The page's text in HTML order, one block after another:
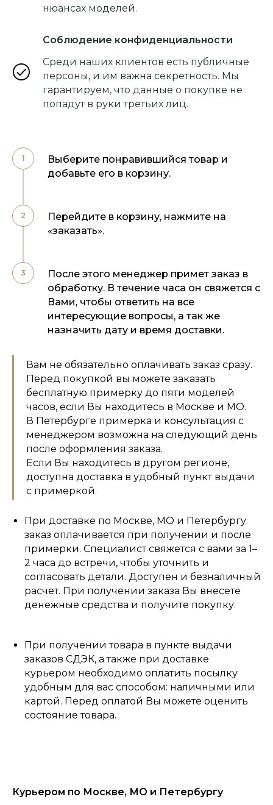
нюансах моделей.
Соблюдение конфиденциальности
Среди наших клиентов есть публичные
персоны, и им важна секретность. Мы
гарантируем, что данные о покупке не
попадут в руки третьих лиц.
Выберите понравившийся товар и
добавьте его в корзину.
Перейдите в корзину, нажмите на
«заказать».
После этого менеджер примет заказ в
обработку. В течение часа он свяжется с
Вами, чтобы ответить на все
интересующие вопросы, а так же
назначить дату и время доставки.
Вам не обязательно оплачивать заказ сразу.
Перед покупкой вы можете заказать
бесплатную примерку до пяти моделей
часов, если Вы находитесь в Москве и МО.
В Петербурге примерка и консультация с
менеджером возможна на следующий день
после оформления заказа.
Если Вы находитесь в другом регионе,
доступна доставка в удобный пункт выдачи
с примеркой.
При доставке по Москве, МО и Петербургу
заказ оплачивается при получении и после
примерки. Специалист свяжется с вами за 1–
2 часа до встречи, чтобы уточнить и
согласовать детали. Доступен и безналичный
расчет. При получении заказа Вы внесете
денежные средства и получите покупку.
При получении товара в пункте выдачи
заказов СДЭК, а также при доставке
курьером необходимо оплатить посылку
удобным для вас способом: наличными или
картой. Перед оплатой Вы можете оценить
состояние товара.
Курьером по Москве, МО и Петербургу